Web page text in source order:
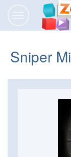
Sniper